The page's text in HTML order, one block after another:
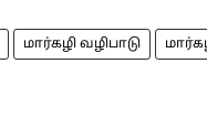
மார்கழி வழிபாடு